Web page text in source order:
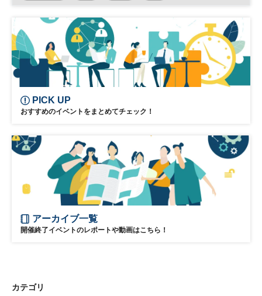
日経ビジネスイノベーションフォーラム
PICK UP
おすすめのイベントをまとめてチェック！
アーカイブ一覧
開催終了イベントのレポートや動画はこちら！
カテゴリ